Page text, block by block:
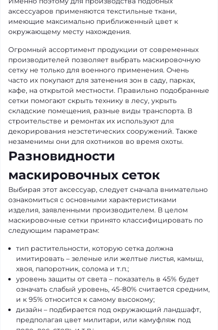
аксессуаров применяются текстильные ткани,
имеющие максимально приближенный цвет к
окружающему месту нахождения.
Огромный ассортимент продукции от современных
производителей позволяет выбрать маскировочную
сетку не только для военного применения. Очень
часто их покупают для затенения зон в саду, парках,
кафе, на открытой местности. Правильно подобранные
сетки помогают скрыть технику в лесу, укрыть
складские помещения, разные виды транспорта. В
строительстве и ремонтах их используют для
декорирования неэстетических сооружений. Также
незаменимы они для охотников во время охоты.
Разновидности
маскировочных сеток
Выбирая этот аксессуар, следует сначала внимательно
ознакомиться с основными характеристиками
изделия, заявленными производителем. В целом
маскировочные сетки принято классифицировать по
следующим параметрам:
тип растительности, которую сетка должна
имитировать – зеленые или желтые листья, камыш,
хвоя, папоротник, солома и т.п.;
уровень защиты от света – показатель в 45% будет
означать слабый уровень, 45-80% считается средним,
и к 95% относится к самому высокому;
дизайн – подбирается под окружающий ландшафт,
предполагая цвет милитари, или камуфляж под